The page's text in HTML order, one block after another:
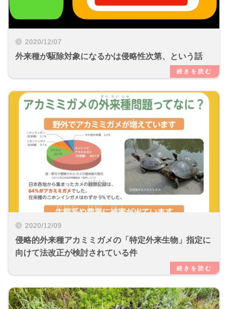
2020/12/07
外来種が駆除対象になるかは侵略性次第、という話
2020/12/09
侵略的外来種アカミミガメの「特定外来生物」指定に
向けて法改正が検討されている件